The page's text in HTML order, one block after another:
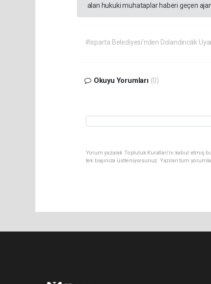
alan hukuki muhataplar haberi geçen
#Isparta Belediyesi’nden Dolandırıcılık
Okuyu Yorumları (0)
Yorum yazarak Topluluk Kuralları’nı kabul etmiş
tek başınıza üstleniyorsunuz. Yazılan tüm